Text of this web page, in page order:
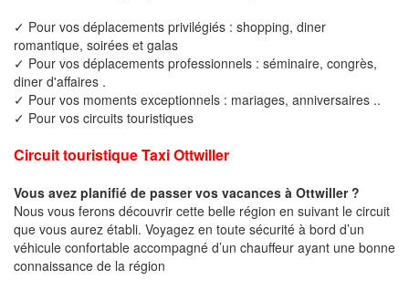
✓ Pour vos déplacements privilégiés : shopping, diner
romantique, soirées et galas
✓ Pour vos déplacements professionnels : séminaire, congrès,
diner d'affaires .
✓ Pour vos moments exceptionnels : mariages, anniversaires ..
✓ Pour vos circuits touristiques
Circuit touristique Taxi Ottwiller
Vous avez planifié de passer vos vacances à Ottwiller ?
Nous vous ferons découvrir cette belle région en suivant le circuit
que vous aurez établi. Voyagez en toute sécurité à bord d’un
véhicule confortable accompagné d’un chauffeur ayant une bonne
connaissance de la région